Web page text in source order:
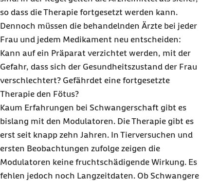
so dass die Therapie fortgesetzt werden kann.
Dennoch müssen die behandelnden Ärzte bei jeder
Frau und jedem Medikament neu entscheiden:
Kann auf ein Präparat verzichtet werden, mit der
Gefahr, dass sich der Gesundheitszustand der Frau
verschlechtert? Gefährdet eine fortgesetzte
Therapie den Fötus?
Kaum Erfahrungen bei Schwangerschaft gibt es
bislang mit den Modulatoren. Die Therapie gibt es
erst seit knapp zehn Jahren. In Tierversuchen und
ersten Beobachtungen zufolge zeigen die
Modulatoren keine fruchtschädigende Wirkung. Es
fehlen jedoch noch Langzeitdaten. Ob Schwangere